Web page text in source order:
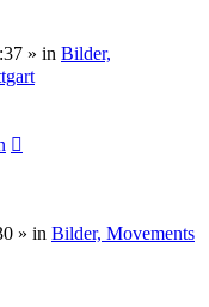
» in Bilder,
» in Bilder, Movements